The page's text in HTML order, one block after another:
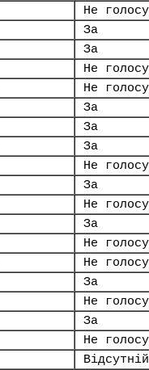
Не
За
За
Не
Не
За
За
За
Не
За
Не
За
Не
Не
За
Не
За
Не
Відсутній